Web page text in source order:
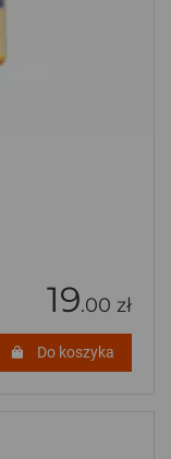
19.00 zł
Do koszyka